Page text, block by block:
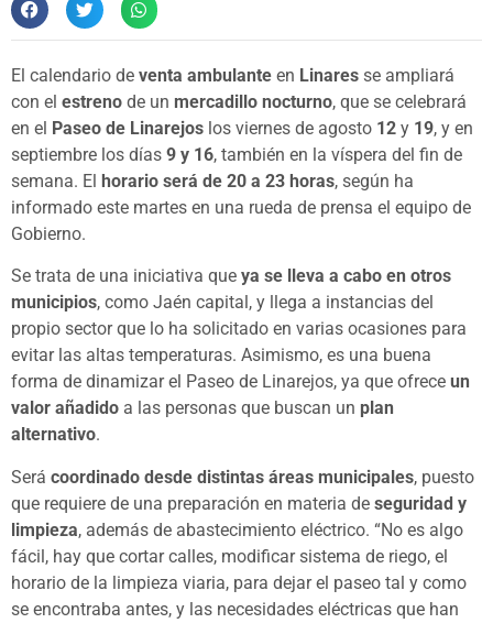
El calendario de venta ambulante en Linares se ampliará
con el estreno de un mercadillo nocturno, que se celebrará
en el Paseo de Linarejos los viernes de agosto 12 y 19, y en
septiembre los días 9 y 16, también en la víspera del fin de
semana. El horario será de 20 a 23 horas, según ha
informado este martes en una rueda de prensa el equipo de
Gobierno.
Se trata de una iniciativa que ya se lleva a cabo en otros
municipios, como Jaén capital, y llega a instancias del
propio sector que lo ha solicitado en varias ocasiones para
evitar las altas temperaturas. Asimismo, es una buena
forma de dinamizar el Paseo de Linarejos, ya que ofrece un
valor añadido a las personas que buscan un plan
alternativo.
Será coordinado desde distintas áreas municipales, puesto
que requiere de una preparación en materia de seguridad y
limpieza, además de abastecimiento eléctrico. “No es algo
fácil, hay que cortar calles, modificar sistema de riego, el
horario de la limpieza viaria, para dejar el paseo tal y como
se encontraba antes, y las necesidades eléctricas que han